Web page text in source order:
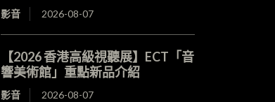
影音 2026-08-07
【2026 香港高級視聽展】ECT「音
響美術館」重點新品介紹
影音 2026-08-07